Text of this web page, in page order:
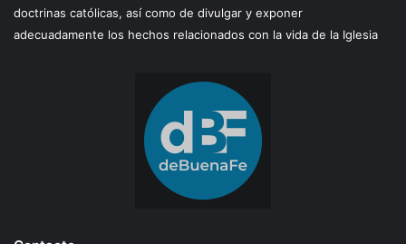
doctrinas católicas, así como de divulgar y exponer
adecuadamente los hechos relacionados con la vida de la Iglesia